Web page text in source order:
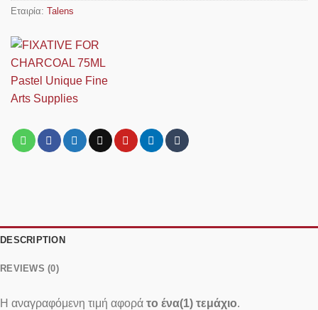
Εταιρία: Talens
DESCRIPTION
REVIEWS (0)
Η αναγραφόμενη τιμή αφορά το ένα(1) τεμάχιο.